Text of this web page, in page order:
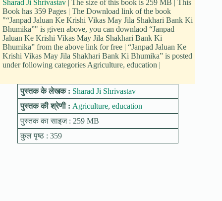
Sharad Ji Shrivastav | The size of this book is 259 MB | This
Book has 359 Pages | The Download link of the book
"“Janpad Jaluan Ke Krishi Vikas May Jila Shakhari Bank Ki
Bhumika”" is given above, you can downlaod “Janpad
Jaluan Ke Krishi Vikas May Jila Shakhari Bank Ki
Bhumika” from the above link for free | “Janpad Jaluan Ke
Krishi Vikas May Jila Shakhari Bank Ki Bhumika” is posted
under following categories Agriculture, education |
पुस्तक के लेखक : Sharad Ji Shrivastav
पुस्तक की श्रेणी : Agriculture, education
पुस्तक का साइज : 259 MB
कुल पृष्ठ : 359